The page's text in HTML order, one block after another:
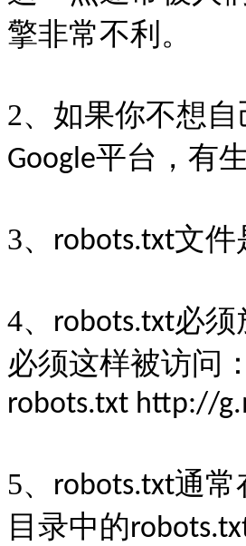
擎非常不利。
2、如果你不想自
Google平台，有
3、 robots.txt文件
4、 robots.txt必须
必须这样被访问
robots.txt http://
5、 robots.txt通常
目录中的